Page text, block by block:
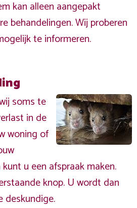
kan alleen aangepakt
behandelingen. Wij proberen
te informeren.
soms te
in de
woning of
u een afspraak maken.
knop. U wordt dan
deskundige.